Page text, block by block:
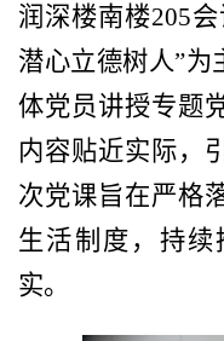
润深楼南楼205
潜心立德树人”为
体党员讲授专题
内容贴近实际，
次党课旨在严格
生活制度，持
实。